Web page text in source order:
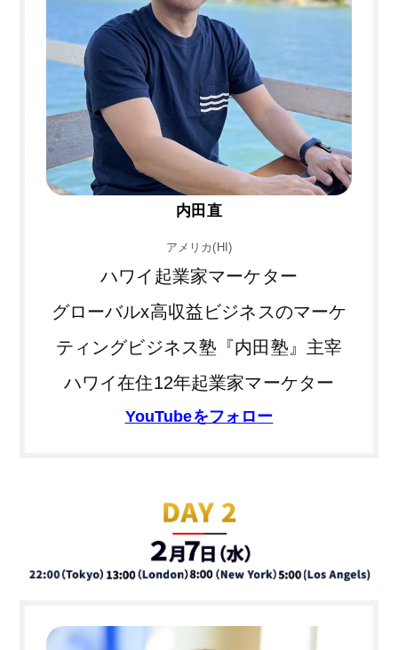
内田直
アメリカ(HI)
ハワイ起業家マーケター
グローバルx高収益ビジネスのマーケ
ティングビジネス塾『内田塾』主宰
ハワイ在住12年起業家マーケター
YouTubeをフォロー